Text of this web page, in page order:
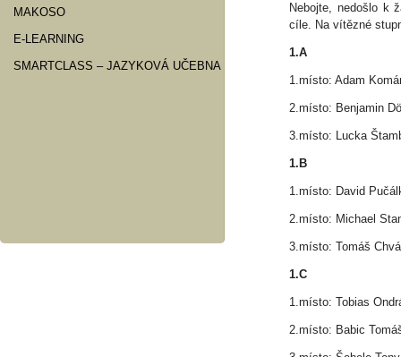
MAKOSO
E-LEARNING
SMARTCLASS – JAZYKOVÁ UČEBNA
Nebojte, nedošlo k
cíle. Na vítězné
1.A
1.místo: Adam
2.místo: Benjamin
3.místo: Lucka
1.B
1.místo: David
2.místo: Michael
3.místo: Tomáš
1.C
1.místo: Tobias
2.místo: Babic